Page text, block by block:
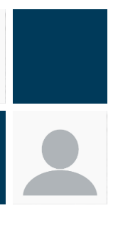
Др Марија
Ђорић